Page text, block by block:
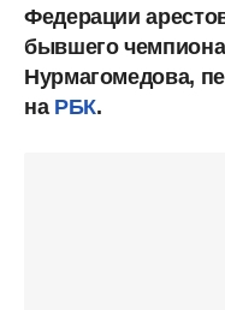
Федерации
бывшего
Нурмагомедова,
на РБК.